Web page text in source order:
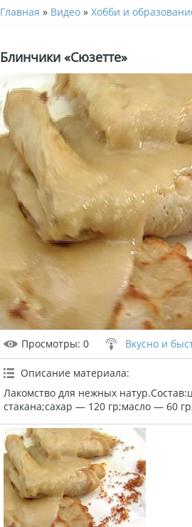
Главная » Видео » Хобби и
Блинчики «Сюзетте»
Просмотры: 0 Вкусно и
Описание материала:
Лакомство для нежных
стакана;сахар — 120 гр;масло — 60